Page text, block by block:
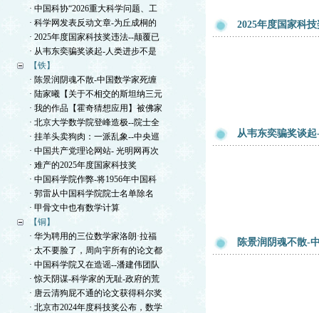
· 中国科协“2026重大科学问题、工
· 科学网发表反动文章-为丘成桐的
· 2025年度国家科技奖违法--颠覆已
· 从韦东奕骗奖谈起-人类进步不是
【铁】
· 陈景润阴魂不散-中国数学家死缠
· 陆家曦【关于不相交的斯坦纳三元
· 我的作品【霍奇猜想应用】被佛家
· 北京大学数学院登峰造极--院士全
· 挂羊头卖狗肉：一派乱象--中央巡
· 中国共产党理论网站- 光明网再次
· 难产的2025年度国家科技奖
· 中国科学院作弊-将1956年中国科
· 郭雷从中国科学院院士名单除名
· 甲骨文中也有数学计算
【铜】
· 华为聘用的三位数学家洛朗·拉福
· 太不要脸了，周向宇所有的论文都
· 中国科学院又在造谣--潘建伟团队
· 惊天阴谋-科学家的无耻-政府的荒
· 唐云清狗屁不通的论文获得科尔奖
· 北京市2024年度科技奖公布，数学
2025年度国家科
从韦东奕骗奖谈
陈景润阴魂不散-